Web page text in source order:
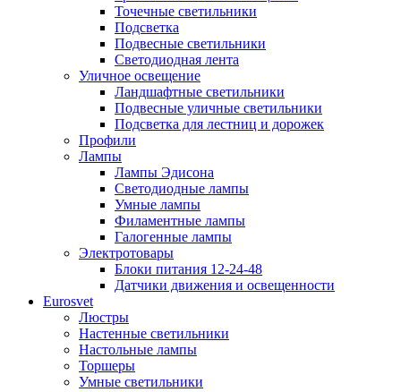
Точечные светильники
Подсветка
Подвесные светильники
Светодиодная лента
Уличное освещение
Ландшафтные светильники
Подвесные уличные светильники
Подсветка для лестниц и дорожек
Профили
Лампы
Лампы Эдисона
Светодиодные лампы
Умные лампы
Филаментные лампы
Галогенные лампы
Электротовары
Блоки питания 12-24-48
Датчики движения и освещенности
Eurosvet
Люстры
Настенные светильники
Настольные лампы
Торшеры
Умные светильники